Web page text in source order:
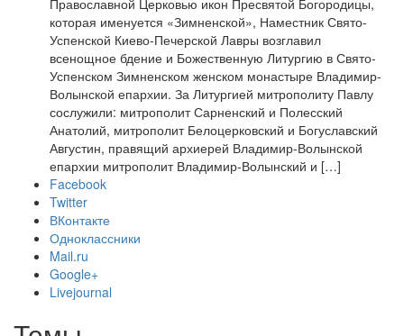
которая именуется «Зимненской», Наместник Свято-
Успенской Киево-Печерской Лавры возглавил
всенощное бдение и Божественную Литургию в Свято-
Успенском Зимненском женском монастыре Владимир-
Волынской епархии. За Литургией митрополиту Павлу
сослужили: митрополит Сарненский и Полесский
Анатолий, митрополит Белоцерковский и Богуславский
Августин, правящий архиерей Владимир-Волынской
епархии митрополит Владимир-Волынский и […]
Facebook
Twitter
ВКонтакте
Одноклассники
Mail.ru
Google+
Livejournal